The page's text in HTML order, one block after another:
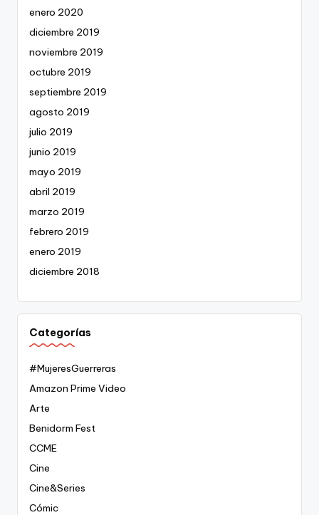
enero 2020
diciembre 2019
noviembre 2019
octubre 2019
septiembre 2019
agosto 2019
julio 2019
junio 2019
mayo 2019
abril 2019
marzo 2019
febrero 2019
enero 2019
diciembre 2018
Categorías
#MujeresGuerreras
Amazon Prime Video
Arte
Benidorm Fest
CCME
Cine
Cine&Series
Cómic